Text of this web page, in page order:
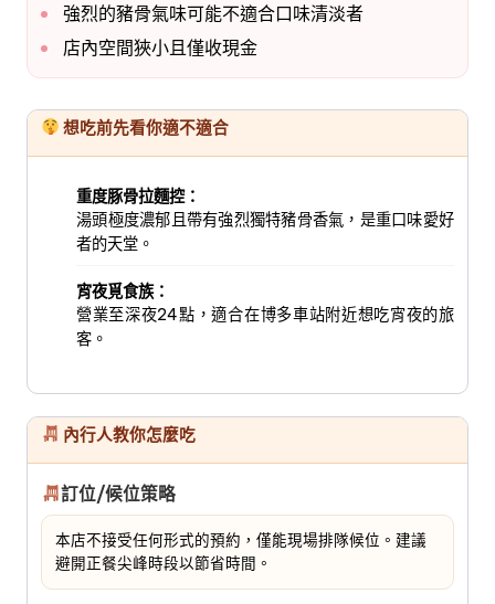
強烈的豬骨氣味可能不適合口味清淡者
店內空間狹小且僅收現金
想吃前先看你適不適合
重度豚骨拉麵控：
湯頭極度濃郁且帶有強烈獨特豬骨香氣，是重口味愛好
者的天堂。
宵夜覓食族：
營業至深夜24點，適合在博多車站附近想吃宵夜的旅
客。
內行人教你怎麼吃
訂位/候位策略
本店不接受任何形式的預約，僅能現場排隊候位。建議
避開正餐尖峰時段以節省時間。